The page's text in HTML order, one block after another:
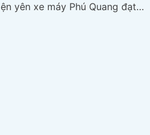
yên xe máy Phú Quang đạt…